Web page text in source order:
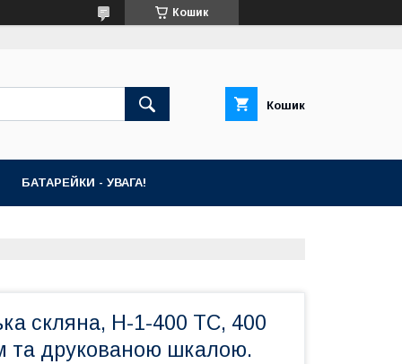
Кошик
Кошик
БАТАРЕЙКИ - УВАГА!
скляна, Н-1-400 ТС, 400
та друкованою шкалою.